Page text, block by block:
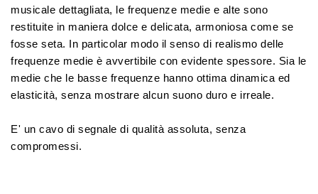
musicale dettagliata, le frequenze medie e alte sono
restituite in maniera dolce e delicata, armoniosa come se
fosse seta. In particolar modo il senso di realismo delle
frequenze medie è avvertibile con evidente spessore. Sia le
medie che le basse frequenze hanno ottima dinamica ed
elasticità, senza mostrare alcun suono duro e irreale.
E' un cavo di segnale di qualità assoluta, senza
compromessi.